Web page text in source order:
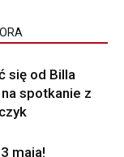
się od Billa
spotkanie z
maja!